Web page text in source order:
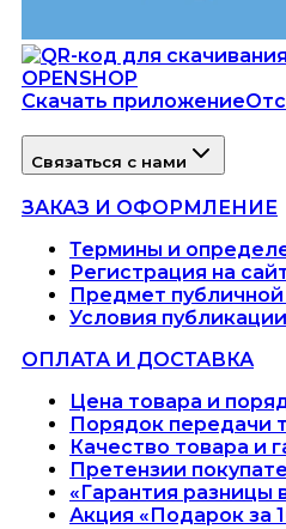
Скачать приложение
Связаться с нами
ЗАКАЗ И ОФОРМЛЕНИЕ
Термины и
Регистрация на
Предмет
Условия
ОПЛАТА И ДОСТАВКА
Цена товара и
Порядок передачи
Качество товара и
Претензии
«Гарантия разницы
Акция «Подарок за